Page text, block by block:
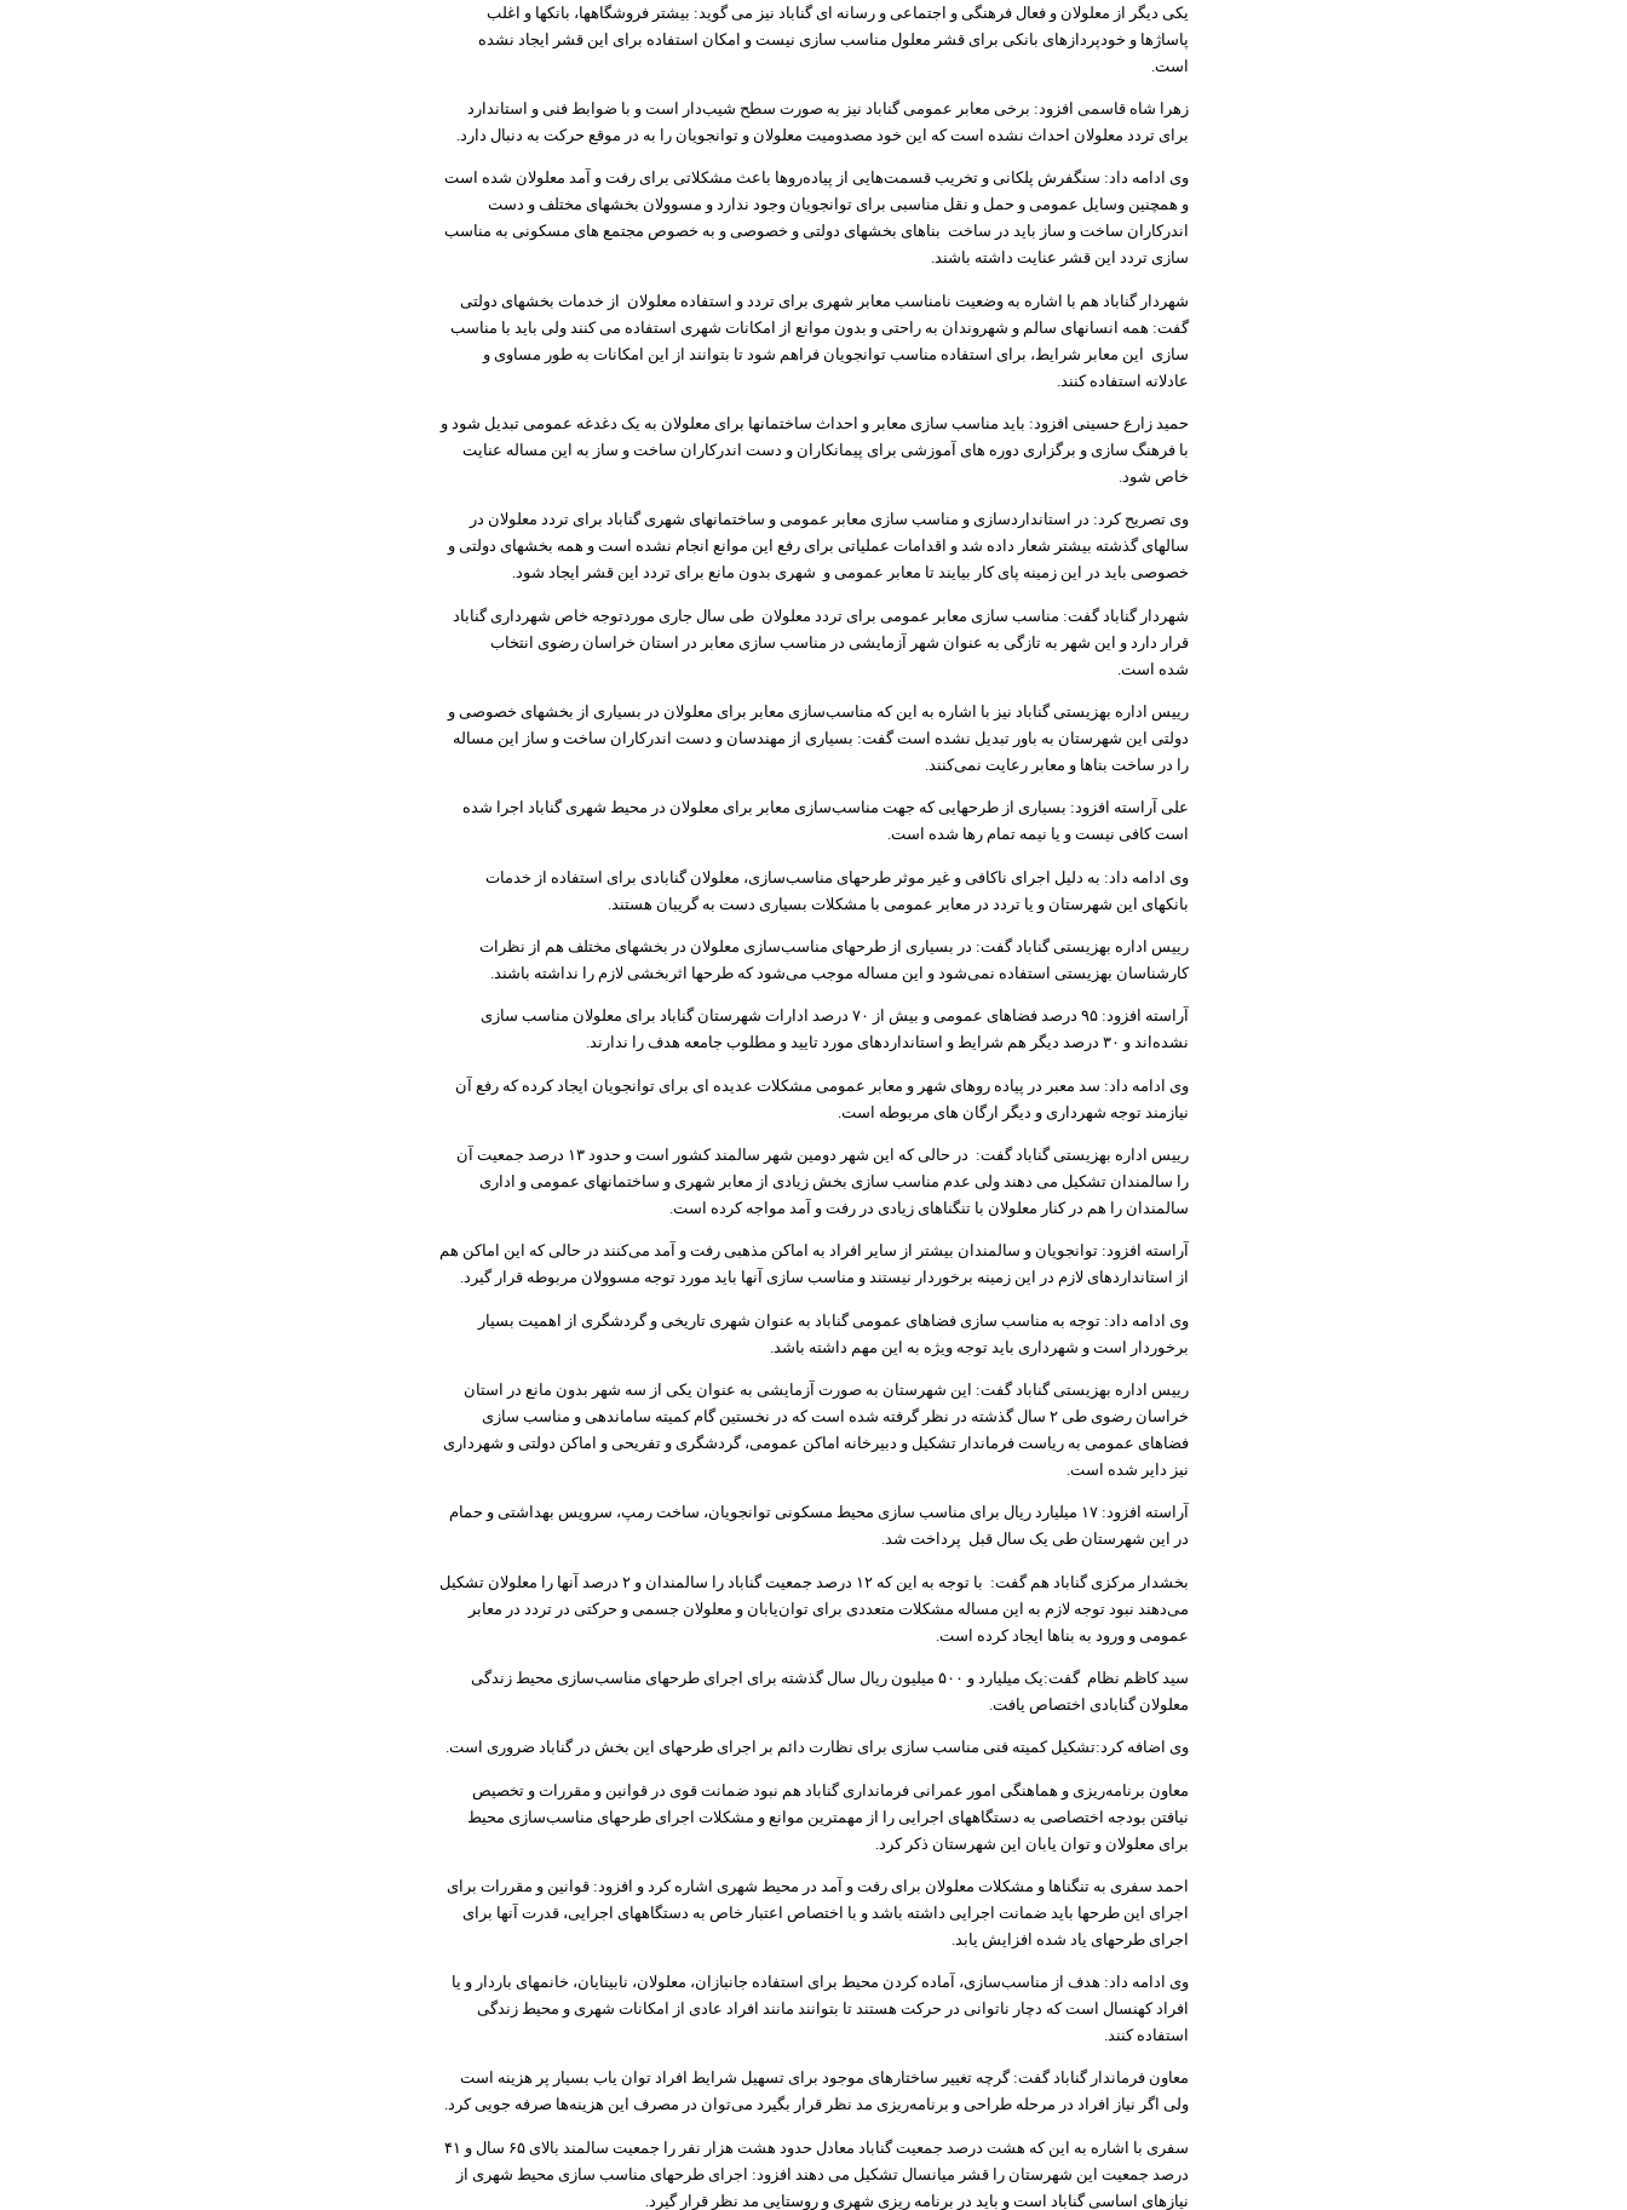
یکی دیگر از معلولان و فعال فرهنگی و اجتماعی و رسانه ای گناباد نیز می گوید: بیشتر فروشگاهها، بانکها و اغلب
پاساژها و خودپردازهای بانکی برای قشر معلول مناسب سازی نیست و امکان استفاده برای این قشر ایجاد نشده
است.
زهرا شاه قاسمی افزود: برخی معابر عمومی گناباد نیز به صورت سطح شیب‌دار است و با ضوابط فنی و استاندارد
برای تردد معلولان احداث نشده است که این خود مصدومیت معلولان و توانجویان را به در موقع حرکت به دنبال دارد.
وی ادامه داد: سنگفرش پلکانی و تخریب قسمت‌هایی از پیاده‌روها باعث مشکلاتی برای رفت و آمد معلولان شده است
و همچنین وسایل عمومی و حمل و نقل مناسبی برای توانجویان وجود ندارد و مسوولان بخشهای مختلف و دست
اندرکاران ساخت و ساز باید در ساخت بناهای بخشهای دولتی و خصوصی و به خصوص مجتمع های مسکونی به مناسب
سازی تردد این قشر عنایت داشته باشند.
شهردار گناباد هم با اشاره به وضعیت نامناسب معابر شهری برای تردد و استفاده معلولان از خدمات بخشهای دولتی
گفت: همه انسانهای سالم و شهروندان به راحتی و بدون موانع از امکانات شهری استفاده می کنند ولی باید با مناسب
سازی این معابر شرایط، برای استفاده مناسب توانجویان فراهم شود تا بتوانند از این امکانات به طور مساوی و
عادلانه استفاده کنند.
حمید زارع حسینی افزود: باید مناسب سازی معابر و احداث ساختمانها برای معلولان به یک دغدغه عمومی تبدیل شود و
با فرهنگ سازی و برگزاری دوره های آموزشی برای پیمانکاران و دست اندرکاران ساخت و ساز به این مساله عنایت
خاص شود.
وی تصریح کرد: در استانداردسازی و مناسب سازی معابر عمومی و ساختمانهای شهری گناباد برای تردد معلولان در
سالهای گذشته بیشتر شعار داده شد و اقدامات عملیاتی برای رفع این موانع انجام نشده است و همه بخشهای دولتی و
خصوصی باید در این زمینه پای کار بیایند تا معابر عمومی و شهری بدون مانع برای تردد این قشر ایجاد شود.
شهردار گناباد گفت: مناسب سازی معابر عمومی برای تردد معلولان طی سال جاری موردتوجه خاص شهرداری گناباد
قرار دارد و این شهر به تازگی به عنوان شهر آزمایشی در مناسب سازی معابر در استان خراسان رضوی انتخاب
شده است.
رییس اداره بهزیستی گناباد نیز با اشاره به این که مناسب‌سازی معابر برای معلولان در بسیاری از بخشهای خصوصی و
دولتی این شهرستان به باور تبدیل نشده است گفت: بسیاری از مهندسان و دست اندرکاران ساخت و ساز این مساله
را در ساخت بناها و معابر رعایت نمی‌کنند.
علی آراسته افزود: بسیاری از طرحهایی که جهت مناسب‌سازی معابر برای معلولان در محیط شهری گناباد اجرا شده
است کافی نیست و یا نیمه تمام رها شده است.
وی ادامه داد: به دلیل اجرای ناکافی و غیر موثر طرحهای مناسب‌سازی، معلولان گنابادی برای استفاده از خدمات
بانکهای این شهرستان و یا تردد در معابر عمومی با مشکلات بسیاری دست به گریبان هستند.
رییس اداره بهزیستی گناباد گفت: در بسیاری از طرحهای مناسب‌سازی معلولان در بخشهای مختلف هم از نظرات
کارشناسان بهزیستی استفاده نمی‌شود و این مساله موجب می‌شود که طرحها اثربخشی لازم را نداشته باشند.
آراسته افزود: ۹۵ درصد فضاهای عمومی و بیش از ۷۰ درصد ادارات شهرستان گناباد برای معلولان مناسب سازی
نشده‌اند و ۳۰ درصد دیگر هم شرایط و استانداردهای مورد تایید و مطلوب جامعه هدف را ندارند.
وی ادامه داد: سد معبر در پیاده روهای شهر و معابر عمومی مشکلات عدیده ای برای توانجویان ایجاد کرده که رفع آن
نیازمند توجه شهرداری و دیگر ارگان های مربوطه است.
رییس اداره بهزیستی گناباد گفت: در حالی که این شهر دومین شهر سالمند کشور است و حدود ۱۳ درصد جمعیت آن
را سالمندان تشکیل می دهند ولی عدم مناسب سازی بخش زیادی از معابر شهری و ساختمانهای عمومی و اداری
سالمندان را هم در کنار معلولان با تنگناهای زیادی در رفت و آمد مواجه کرده است.
آراسته افزود: توانجویان و سالمندان بیشتر از سایر افراد به اماکن مذهبی رفت و آمد می‌کنند در حالی که این اماکن هم
از استانداردهای لازم در این زمینه برخوردار نیستند و مناسب سازی آنها باید مورد توجه مسوولان مربوطه قرار گیرد.
وی ادامه داد: توجه به مناسب سازی فضاهای عمومی گناباد به عنوان شهری تاریخی و گردشگری از اهمیت بسیار
برخوردار است و شهرداری باید توجه ویژه به این مهم داشته باشد.
رییس اداره بهزیستی گناباد گفت: این شهرستان به صورت آزمایشی به عنوان یکی از سه شهر بدون مانع در استان
خراسان رضوی طی ۲ سال گذشته در نظر گرفته شده است که در نخستین گام کمیته ساماندهی و مناسب سازی
فضاهای عمومی به ریاست فرماندار تشکیل و دبیرخانه اماکن عمومی، گردشگری و تفریحی و اماکن دولتی و شهرداری
نیز دایر شده است.
آراسته افزود: ۱۷ میلیارد ریال برای مناسب سازی محیط مسکونی توانجویان، ساخت رمپ، سرویس بهداشتی و حمام
در این شهرستان طی یک سال قبل پرداخت شد.
بخشدار مرکزی گناباد هم گفت: با توجه به این که ۱۲ درصد جمعیت گناباد را سالمندان و ۲ درصد آنها را معلولان تشکیل
می‌دهند نبود توجه لازم به این مساله مشکلات متعددی برای توان‌یابان و معلولان جسمی و حرکتی در تردد در معابر
عمومی و ورود به بناها ایجاد کرده است.
سید کاظم نظام گفت:یک میلیارد و ۵۰۰ میلیون ریال سال گذشته برای اجرای طرحهای مناسب‌سازی محیط زندگی
معلولان گنابادی اختصاص یافت.
وی اضافه کرد:تشکیل کمیته فنی مناسب سازی برای نظارت دائم بر اجرای طرحهای این بخش در گناباد ضروری است.
معاون برنامه‌ریزی و هماهنگی امور عمرانی فرمانداری گناباد هم نبود ضمانت قوی در قوانین و مقررات و تخصیص
نیافتن بودجه اختصاصی به دستگاههای اجرایی را از مهمترین موانع و مشکلات اجرای طرحهای مناسب‌سازی محیط
برای معلولان و توان یابان این شهرستان ذکر کرد.
احمد سفری به تنگناها و مشکلات معلولان برای رفت و آمد در محیط شهری اشاره کرد و افزود: قوانین و مقررات برای
اجرای این طرحها باید ضمانت اجرایی داشته باشد و با اختصاص اعتبار خاص به دستگاههای اجرایی، قدرت آنها برای
اجرای طرحهای یاد شده افزایش یابد.
وی ادامه داد: هدف از مناسب‌سازی، آماده کردن محیط برای استفاده جانبازان، معلولان، نابینایان، خانمهای باردار و یا
افراد کهنسال است که دچار ناتوانی در حرکت هستند تا بتوانند مانند افراد عادی از امکانات شهری و محیط زندگی
استفاده کنند.
معاون فرماندار گناباد گفت: گرچه تغییر ساختارهای موجود برای تسهیل شرایط افراد توان یاب بسیار پر هزینه است
ولی اگر نیاز افراد در مرحله طراحی و برنامه‌ریزی مد نظر قرار بگیرد می‌توان در مصرف این هزینه‌ها صرفه جویی کرد.
سفری با اشاره به این که هشت درصد جمعیت گناباد معادل حدود هشت هزار نفر را جمعیت سالمند بالای ۶۵ سال و ۴۱
درصد جمعیت این شهرستان را قشر میانسال تشکیل می دهند افزود: اجرای طرحهای مناسب سازی محیط شهری از
نیازهای اساسی گناباد است و باید در برنامه ریزی شهری و روستایی مد نظر قرار گیرد.